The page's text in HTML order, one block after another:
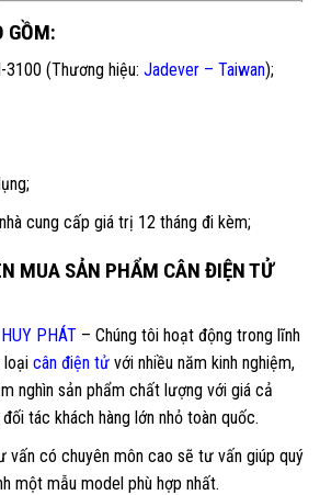
GỒM:
(Thương hiệu: Jadever – Taiwan);
cung cấp giá trị 12 tháng đi kèm;
MUA SẢN PHẨM CÂN ĐIỆN TỬ
PHÁT– Chúng tôi hoạt động trong lĩnh
loại cân điện tử với nhiều năm kinh nghiệm,
nghìn sản phẩm chất lượng với giá cả
tác khách hàng lớn nhỏ toàn quốc.
vấn có chuyên môn cao sẽ tư vấn giúp quý
một mẫu model phù hợp nhất.